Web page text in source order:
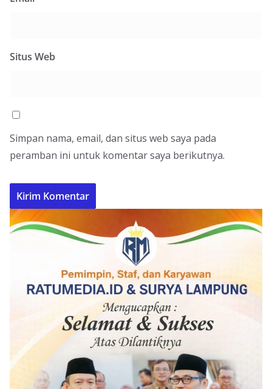
Situs Web
Simpan nama, email, dan situs web saya pada
peramban ini untuk komentar saya berikutnya.